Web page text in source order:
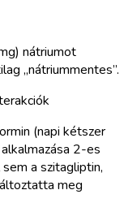
nátriumot
„nátriummentes”.
(napi kétszer
2-es
a szitagliptin,
meg